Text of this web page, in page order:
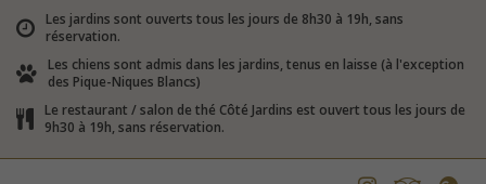
Les jardins sont ouverts tous les jours de 8h30 à 19h, sans
réservation.
Les chiens sont admis dans les jardins, tenus en laisse (à l'exception
des Pique-Niques Blancs)
Le restaurant / salon de thé Côté Jardins est ouvert tous les jours de
9h30 à 19h, sans réservation.